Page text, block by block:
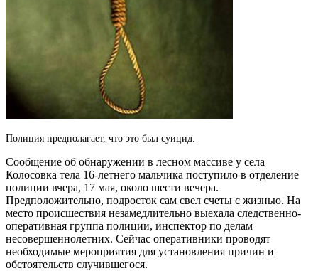
Полиция предполагает, что это был суицид.
Сообщение об обнаружении в лесном массиве у села
Колосовка тела 16-летнего мальчика поступило в отделение
полиции вчера, 17 мая, около шести вечера.
Предположительно, подросток сам свел счеты с жизнью. На
место происшествия незамедлительно выехала следственно-
оперативная группа полиции, инспектор по делам
несовершеннолетних. Сейчас оперативники проводят
необходимые мероприятия для установления причин и
обстоятельств случившегося.